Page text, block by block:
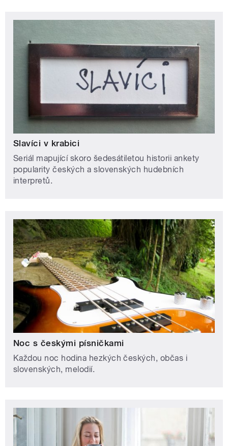
Slavíci v krabici
Seriál mapující skoro šedesátiletou historii ankety
popularity českých a slovenských hudebních
interpretů.
Noc s českými písničkami
Každou noc hodina hezkých českých, občas i
slovenských, melodií.